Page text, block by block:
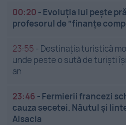
00:20 - Evoluția lui pește
profesorul de ”finanțe
23:55 - Destinația turistică
unde peste o sută de turiști
an
23:46 - Fermierii francezi
cauza secetei. Năutul și
Alsacia